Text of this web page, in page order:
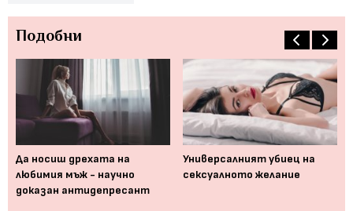
Подобни
Да носиш дрехата на
любимия мъж - научно
доказан антидепресант
Универсалният убиец на
сексуалното желание